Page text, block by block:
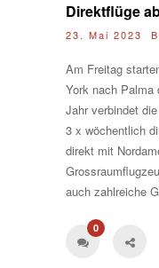
Direktflüge
23. Mai 2023
Am Freitag
York nach
Jahr verbindet
3 x wöchentlich
direkt mit
auch zahlreiche
0